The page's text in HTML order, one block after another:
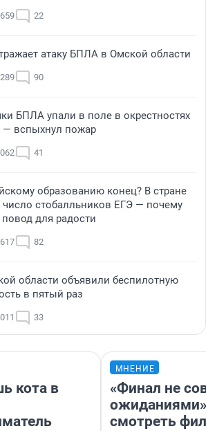
22
атаку БПЛА в Омской области
90
БПЛА упали в поле в окрестностях
— вспыхнул пожар
41
образованию конец? В стране
число стобалльников ЕГЭ — почему
повод для радости
82
области объявили беспилотную
в пятый раз
33
кота в
МНЕНИЕ
«Финал не
ожиданиями»:
смотреть